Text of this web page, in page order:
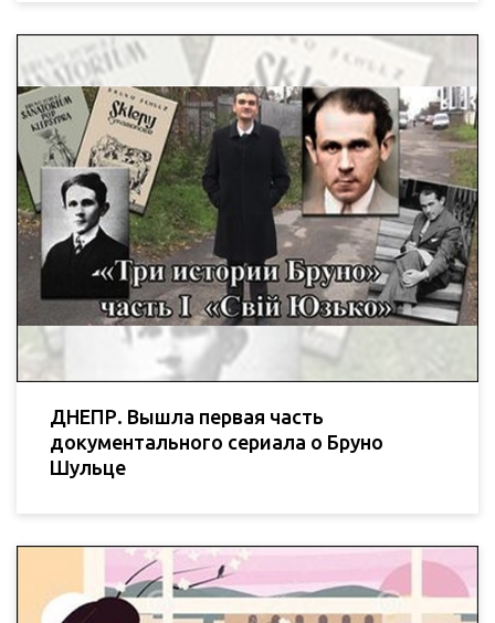
ДНЕПР. Вышла первая часть
документального сериала о Бруно
Шульце